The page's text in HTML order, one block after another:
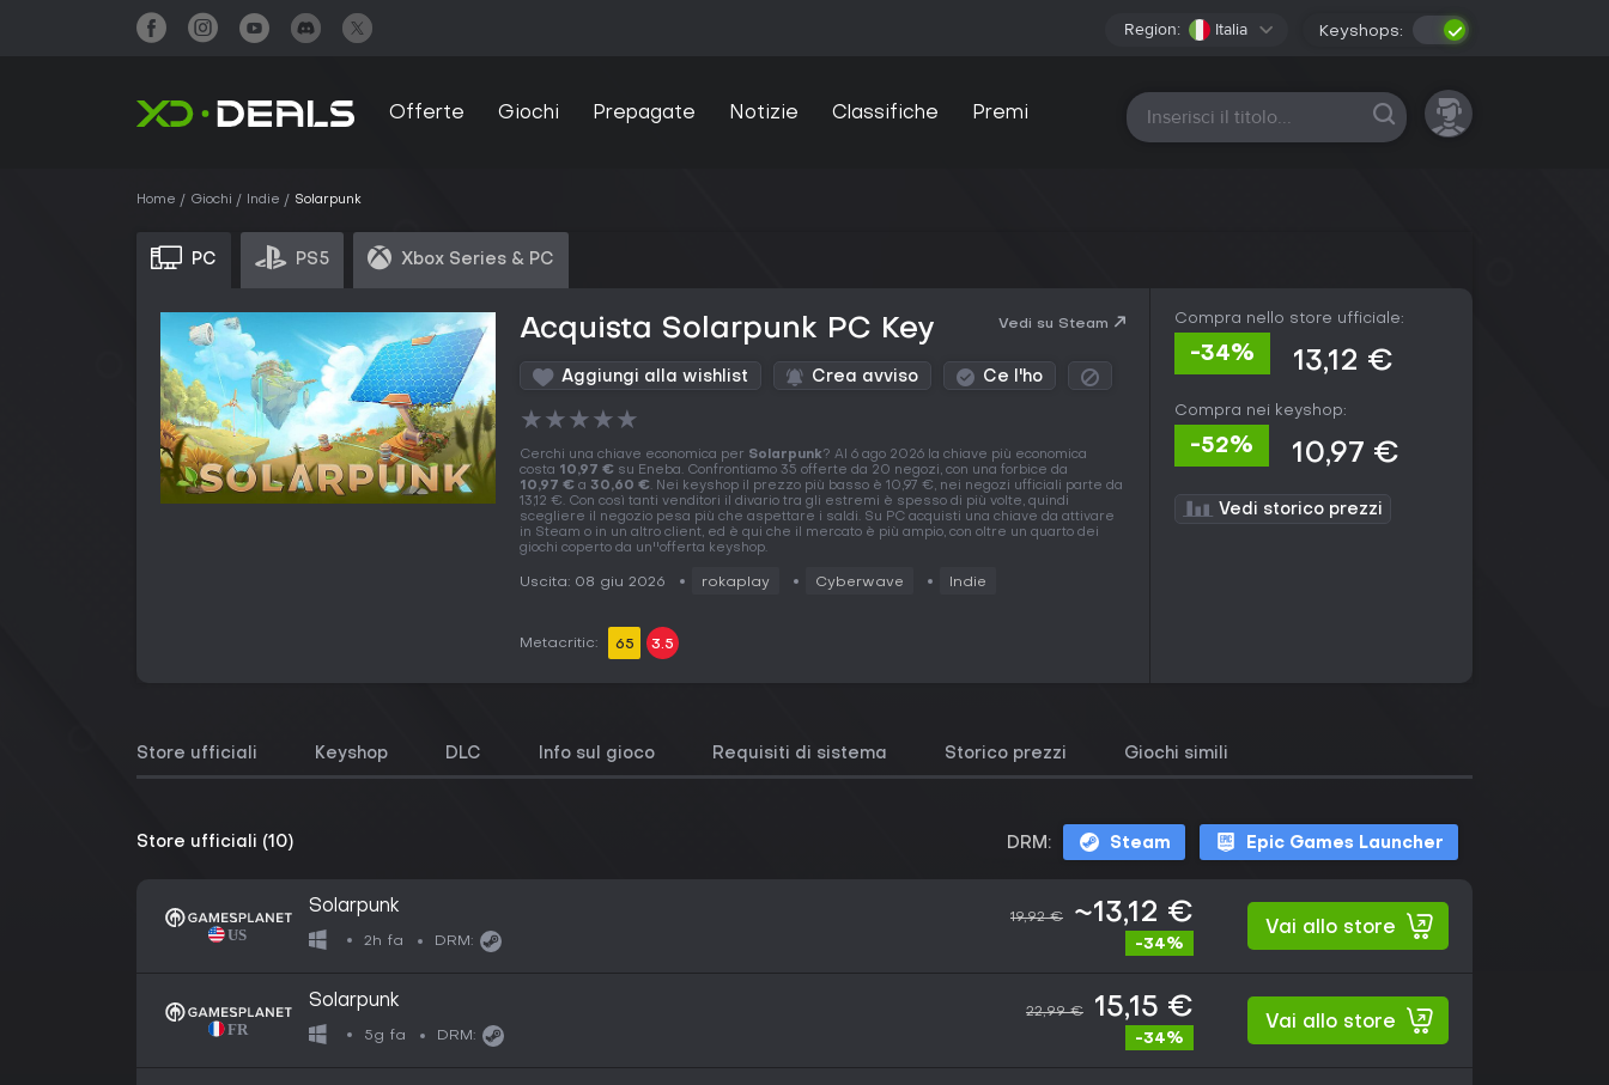
Region: Italia Keyshops:
Offerte Giochi Prepagate Notizie Classifiche Premi Tutte le piattaforme
Home Giochi Indie Solarpunk
PC PS5 Xbox Series & PC
Acquista Solarpunk PC Key Vedi su Steam
Aggiungi alla wishlist Crea avviso Ce l'ho
★★★★★
Cerchi una chiave economica per Solarpunk? Al 6 ago 2026 la chiave più economica
costa 10,97 € su Eneba. Confrontiamo 35 offerte da 20 negozi, con una forbice da
10,97 € a 30,60 €. Nei keyshop il prezzo più basso è 10,97 €, nei negozi ufficiali parte da
13,12 €. Con così tanti venditori il divario tra gli estremi è spesso di più volte, quindi
scegliere il negozio pesa più che aspettare i saldi. Su PC acquisti una chiave da attivare
in Steam o in un altro client, ed è qui che il mercato è più ampio, con oltre un quarto dei
giochi coperto da un''offerta keyshop.
Uscita: 08 giu 2026 rokaplay Cyberwave Indie
Metacritic: 65 3.5
Compra nello store ufficiale:
-34% 13,12 €
Compra nei keyshop:
-52% 10,97 €
Vedi storico prezzi
Store ufficiali Keyshop DLC Info sul gioco Requisiti di sistema Storico prezzi Giochi simili
Store ufficiali (10) DRM: Steam Epic Games Launcher
Solarpunk
2h fa DRM:
19,92 € ~13,12 €
-34%
Vai allo store
Solarpunk
5g fa DRM:
22,99 € 15,15 €
-34%
Vai allo store